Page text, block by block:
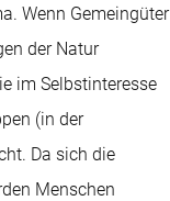
Wenn Gemeingüter
der Natur
im Selbstinteresse
(in der
Da sich die
Menschen